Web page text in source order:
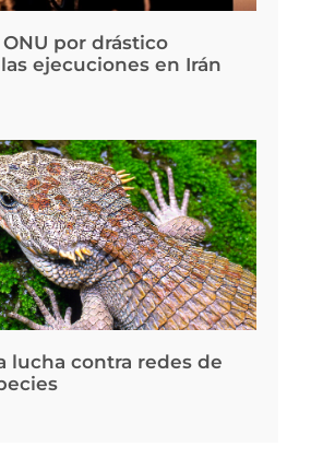
por drástico
ejecuciones en Irán
lucha contra redes de